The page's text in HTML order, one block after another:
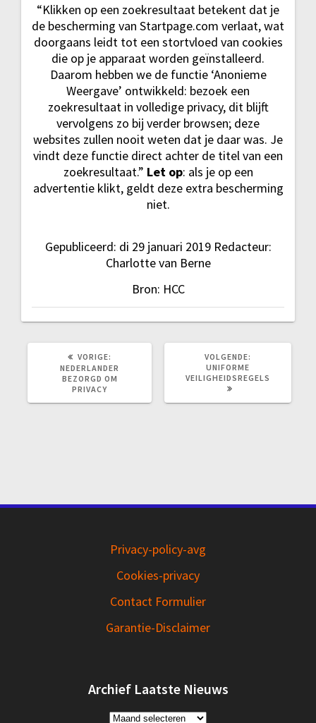
“Klikken op een zoekresultaat betekent dat je
de bescherming van Startpage.com verlaat, wat
doorgaans leidt tot een stortvloed van cookies
die op je apparaat worden geïnstalleerd.
Daarom hebben we de functie ‘Anonieme
Weergave’ ontwikkeld: bezoek een
zoekresultaat in volledige privacy, dit blijft
vervolgens zo bij verder browsen; deze
websites zullen nooit weten dat je daar was. Je
vindt deze functie direct achter de titel van een
zoekresultaat.” Let op: als je op een
advertentie klikt, geldt deze extra bescherming
niet.
Gepubliceerd: di 29 januari 2019 Redacteur:
Charlotte van Berne
Bron: HCC
VORIGE:
BERICHT:
NEDERLANDER
BEZORGD OM
PRIVACY
VOLGENDE:
UNIFORME
VEILIGHEIDSREGELS
Privacy-policy-avg
Cookies-privacy
Contact Formulier
Garantie-Disclaimer
Archief Laatste Nieuws
Archief